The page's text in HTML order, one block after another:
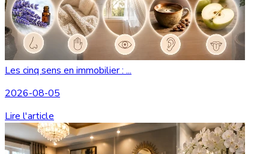
Les cinq sens en immobilier : ...
2026-08-05
Lire l'article